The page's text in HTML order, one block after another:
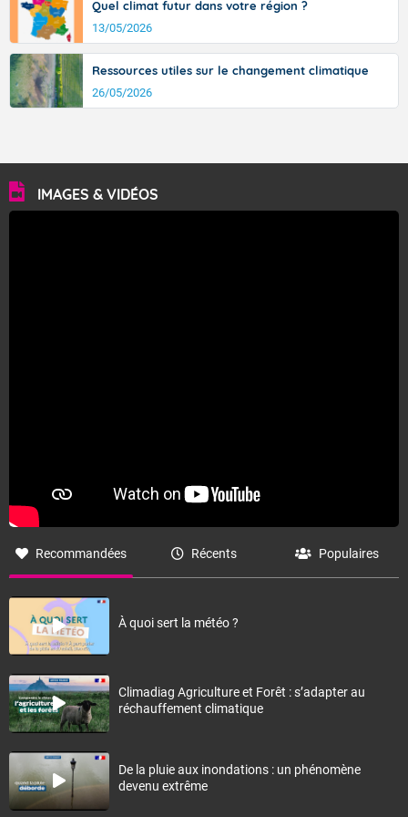
Quel climat futur dans votre région ?
13/05/2026
Ressources utiles sur le changement climatique
26/05/2026
IMAGES & VIDÉOS
Recommandées Récents Populaires
À quoi sert la météo ?
Climadiag Agriculture et Forêt : s’adapter au
réchauffement climatique
De la pluie aux inondations : un phénomène
devenu extrême